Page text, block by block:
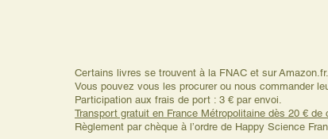
Certains livres se trouvent à la FNAC et sur Amazon.fr.
Vous pouvez vous les procurer ou nous commander
Participation aux frais de port : 3 € par envoi.
Transport gratuit en France Métropolitaine dès 20 € de
Règlement par chèque à l’ordre de Happy Science